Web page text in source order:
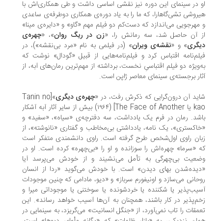
در سینمای این دوره نیز نقشی اساسی داشت و طی همکاری‌اش با
تشی‌گاهارا، که ما را به یاد دوره‌ی همکاری دوطرفه‌ی ساعدی
می‌اندازد که دست‌کم دو فیلم مهم «گاو» و «دایره‌ی مینا»
آن حاصل شد، سه رمانش را، «زن در ریگ روان»، «چهره‌ی
» و «نقشه‌ی ویران» (در فیلمی به نام «مرد بی‌نقشه»)، در
اقتباس کرد و فیلم‌نامه‌هایی از قبیل «گودال» نوشت که
دو فیلم اقتباسیِ نخست، برداشته از مهم‌ترین رمان‌های آبه، از
برجسته‌ی سینمای معاصر ژاپن است.
آن درون‌گرایی که ذکرش رفت، در «چهره‌ی دیگری »[Tanin no
kao یا The Face of Another] (۱۹۶۴) بیش از سایر آثار آبه آشکار
رمان در فرم یک یادداشت، سه دفترچه‌ی «سیاه»، «سفید» و
یک نامه، یادداشتی بی‌مخاطب و گفتاری «نانوشته»، از
راوی اول‌شخص طرح گرفته است. راوی دانشمندی متفکر است
«سرما» چهره‌اش را سوزانده و او را «بی‌چهره» کرده است. او در
بی‌چهرگی به تأمل می‌نشیند و از خودش می‌پرسد آیا
بهای دیدن» است. با خودش می‌گوید «ردا از انسان
می‌سازد و اونیفورم سرباز» و «دیو، مادامی که چنین موجودات
یا شکننده یا خردشونده یا سوختنی یا موجوداتی میرا و
در کار باشند، همچنان به آن‌ها آسیب خواهد رساند». این
را تاب نمی‌آورد، از «جنگل انسانیت» می‌گریزد، به سینمایی در